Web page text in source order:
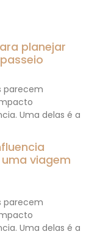
planejar
parecem
Uma delas é a
viagem
parecem
Uma delas é a